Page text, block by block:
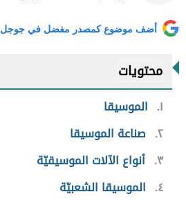
أضف موضوع كمصدر مفضل في جوجل
محتويات
١
الموسيقا
٢ صناعة الموسيقا
٣ أنواع الآلات الموسيقيّة
٤
الموسيقا الشعبيّة